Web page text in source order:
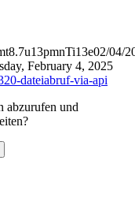
04/
February 4, 2025
dateiabruf-via-api
abzurufen und